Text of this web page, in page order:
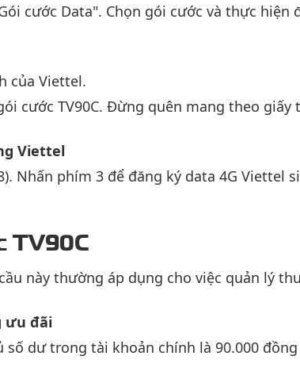
cước Data". Chọn gói cước và thực hiện
của Viettel.
cước TV90C. Đừng quên mang theo
Viettel
Nhấn phím 3 để đăng ký data 4G Viettel
TV90C
này thường áp dụng cho việc quản lý
ưu đãi
số dư trong tài khoản chính là 90.000